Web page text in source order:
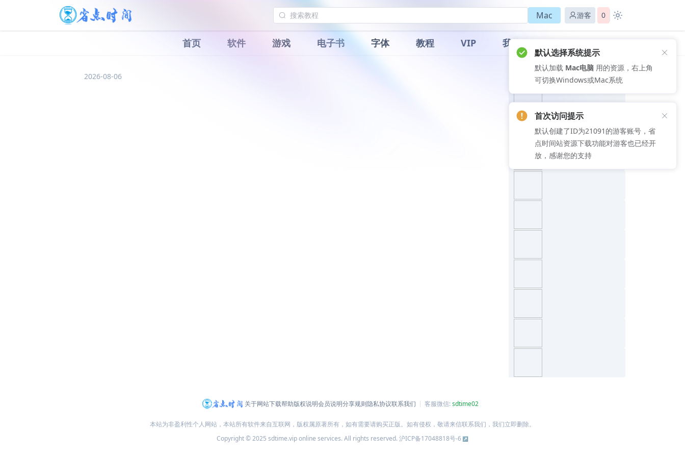
Mac 游客 0
首页 软件 游戏 电子书 字体 教程 VIP 我的
2026-08-06 推荐文章
关于网站下载帮助版权说明会员说明分享规则隐私协议联系我们 客服微信:sdtime02
本站为非盈利性个人网站，本站所有软件来自互联网，版权属原著所有，如有需要请购买正版。如有侵权，敬请来信联系我们，我们立即删除。
Copyright © 2025 sdtime.vip online services. All rights reserved.沪ICP备17048818号-6
默认选择系统提示
默认加载 Mac电脑 用的资源，右上角
可切换Windows或Mac系统
首次访问提示
默认创建了ID为21091的游客账号，省
点时间站资源下载功能对游客也已经开
放，感谢您的支持